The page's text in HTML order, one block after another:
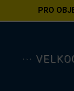
PRO
···